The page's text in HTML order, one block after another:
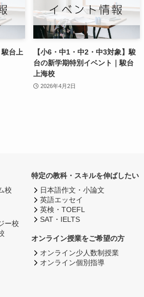
台上
【小6・中1・中2・中3対象】駿
台の新学期特別イベント｜駿台
上海校
2026年4月2日
校
ー校
特定の教科・スキルを伸ばしたい
日本語作文・小論文
英語エッセイ
英検・TOEFL
SAT・IELTS
オンライン授業をご希望の方
オンライン少人数制授業
オンライン個別指導